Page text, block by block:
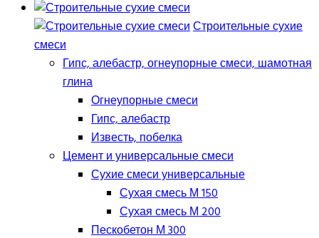
Строительные сухие
смеси
Гипс, алебастр, огнеупорные смеси, шамотная
глина
Огнеупорные смеси
Гипс, алебастр
Известь, побелка
Цемент и универсальные смеси
Сухие смеси универсальные
Сухая смесь М 150
Сухая смесь М 200
Пескобетон М 300